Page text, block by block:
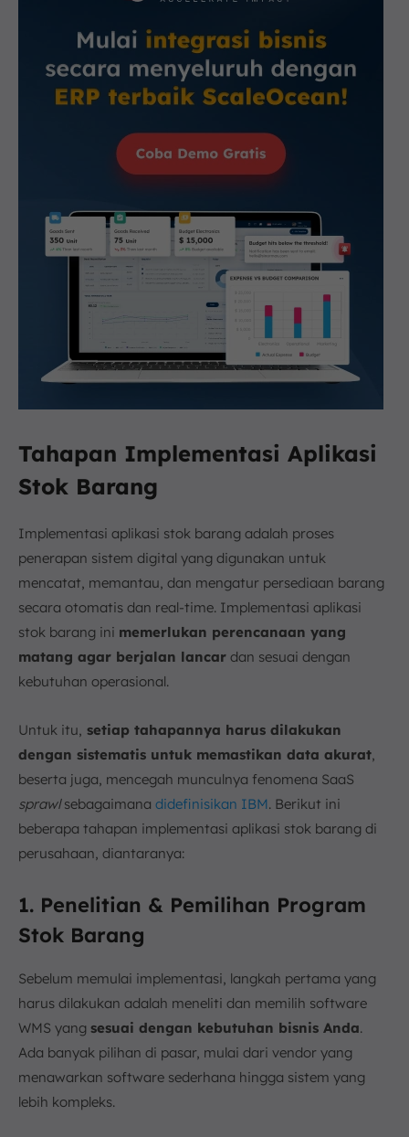
Tahapan Implementasi Aplikasi
Stok Barang
Implementasi aplikasi stok barang adalah proses
penerapan sistem digital yang digunakan untuk
mencatat, memantau, dan mengatur persediaan barang
secara otomatis dan real-time. Implementasi aplikasi
stok barang ini memerlukan perencanaan yang
matang agar berjalan lancar dan sesuai dengan
kebutuhan operasional.
Untuk itu, setiap tahapannya harus dilakukan
dengan sistematis untuk memastikan data akurat,
beserta juga, mencegah munculnya fenomena SaaS
sprawlsebagaimana didefinisikan IBM. Berikut ini
beberapa tahapan implementasi aplikasi stok barang di
perusahaan, diantaranya:
1. Penelitian & Pemilihan Program
Stok Barang
Sebelum memulai implementasi, langkah pertama yang
harus dilakukan adalah meneliti dan memilih software
WMS yang sesuai dengan kebutuhan bisnis Anda.
Ada banyak pilihan di pasar, mulai dari vendor yang
menawarkan software sederhana hingga sistem yang
lebih kompleks.